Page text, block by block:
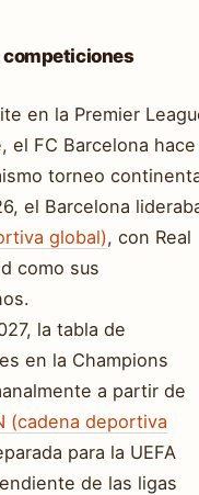
en la Premier
el FC Barcelona
torneo
el Barcelona
global), con Real
como sus
la tabla de
en la Champions
a partir de
(cadena deportiva
para la UEFA
de las ligas